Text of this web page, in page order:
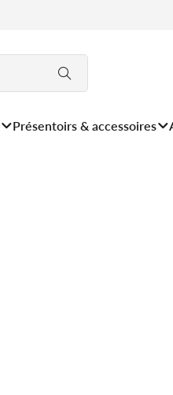
Présentoirs & accessoires